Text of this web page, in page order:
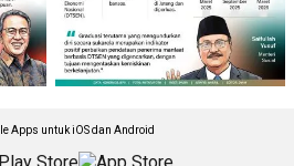
Apps untuk iOS dan Android